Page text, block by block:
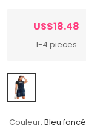
US$18.48
1-4 pieces
Couleur: Bleu foncé